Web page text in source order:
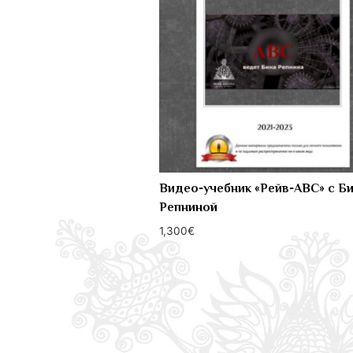
Видео-учебник «Рейв-АВС» с
Репниной
1,300€